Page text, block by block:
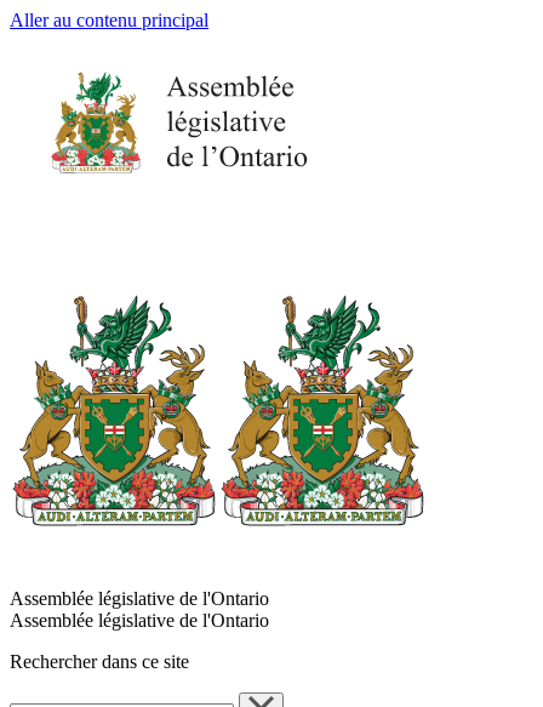
Aller au contenu principal
Assemblée législative de l'Ontario
Assemblée législative de l'Ontario
Rechercher dans ce site
Rechercher